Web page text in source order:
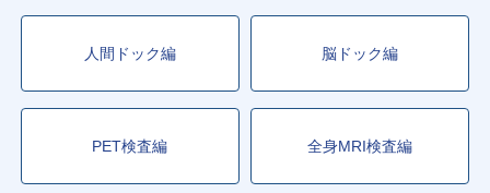
人間ドック編 脳ドック編
PET検査編 全身MRI検査編